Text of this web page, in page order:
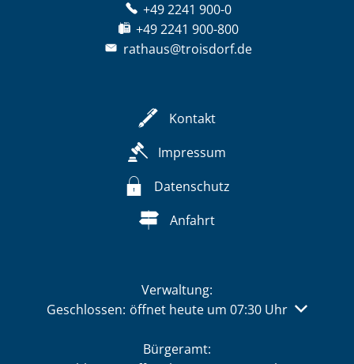
+49 2241 900-0
+49 2241 900-800
rathaus@troisdorf.de
Kontakt
Impressum
Datenschutz
Anfahrt
Verwaltung:
Klicken, um weitere Öffnungs- oder Schließzeiten
Geschlossen: öffnet heute um 07:30 Uhr
Bürgeramt: